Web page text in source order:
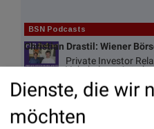
BSN Podcasts
Christian Drastil: Wiener
Private Investor
Vokabel, um Asta
Dienste, die wir
möchten